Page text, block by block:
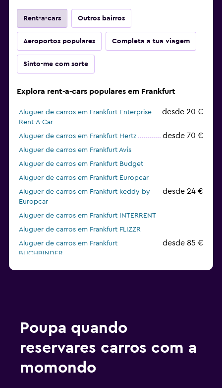
Rent-a-cars Outros bairros
Aeroportos populares Completa a tua viagem
Sinto-me com sorte
Explora rent-a-cars populares em Frankfurt
Aluguer de carros em Frankfurt Enterprise
Rent-A-Car
desde 20 €
Aluguer de carros em Frankfurt Hertz desde 70 €
Aluguer de carros em Frankfurt Avis
Aluguer de carros em Frankfurt Budget
Aluguer de carros em Frankfurt Europcar
Aluguer de carros em Frankfurt keddy by
Europcar
desde 24 €
Aluguer de carros em Frankfurt INTERRENT
Aluguer de carros em Frankfurt FLIZZR
Aluguer de carros em Frankfurt
BUCHBINDER
desde 85 €
Poupa quando
reservares carros com a
momondo